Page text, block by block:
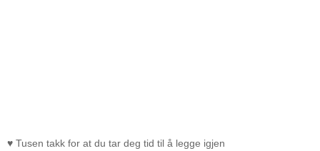
♥ Tusen takk for at du tar deg tid til å legge igjen